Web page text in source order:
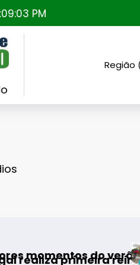
PM
Região
verão
reintrodução de
Guarda